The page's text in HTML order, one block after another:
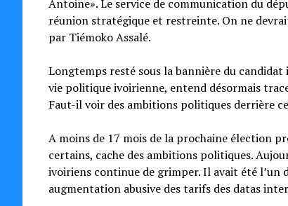
Antoine». Le service de communication du
réunion stratégique et restreinte. On ne
par Tiémoko Assalé.
Longtemps resté sous la bannière du
vie politique ivoirienne, entend désormais
Faut-il voir des ambitions politiques derrière
A moins de 17 mois de la prochaine élection
certains, cache des ambitions politiques.
ivoiriens continue de grimper. Il avait été l’un
augmentation abusive des tarifs des datas